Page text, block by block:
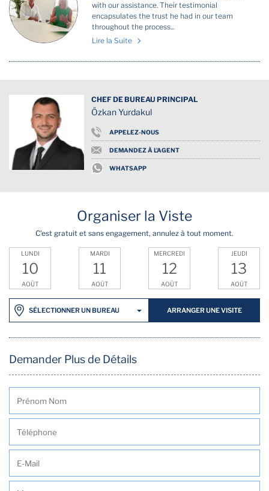
with our assistance. Their testimonial
encapsulates the trust he had in our team
throughout the process...
Lire la Suite
CHEF DE BUREAU PRINCIPAL
Özkan Yurdakul
APPELEZ-NOUS
DEMANDEZ À L'AGENT
WHATSAPP
Organiser la Viste
C'est gratuit et sans engagement, annulez à tout moment.
LUNDI
10
AOÛT
MARDI
11
AOÛT
MERCREDI
12
AOÛT
JEUDI
13
AOÛT
SÉLECTIONNER UN BUREAU ARRANGER UNE VISITE
Demander Plus de Détails